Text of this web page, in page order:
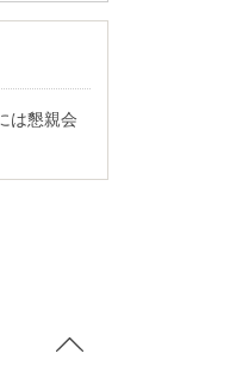
は懇親会